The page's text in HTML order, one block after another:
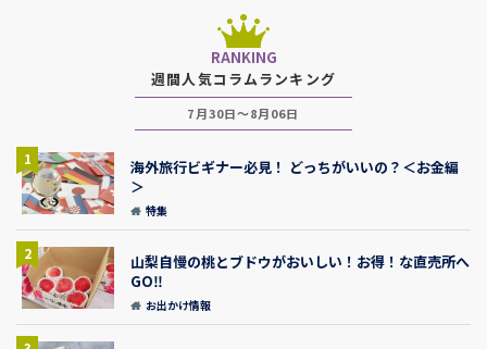
RANKING
週間人気コラムランキング
7月30日～8月06日
1
海外旅行ビギナー必見！ どっちがいいの？＜お金編
＞
特集
2
山梨自慢の桃とブドウがおいしい！お得！な直売所へ
GO‼
お出かけ情報